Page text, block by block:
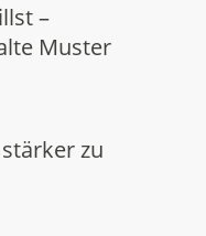
–
Muster
zu